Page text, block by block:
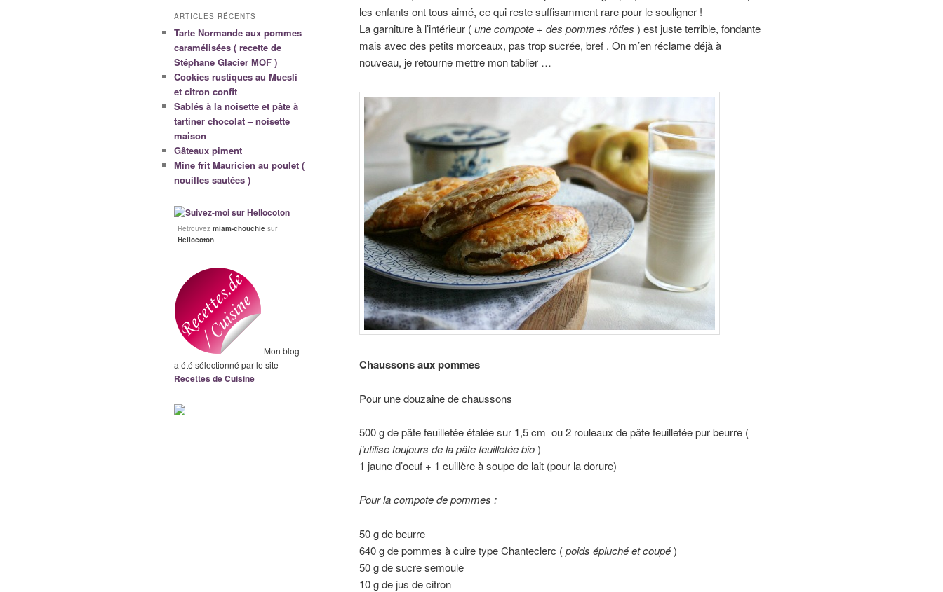
les enfants ont tous aimé, ce qui reste suffisamment rare pour le souligner !
La garniture à l’intérieur (une compote + des pommes rôties ) est juste terrible, fondante
mais avec des petits morceaux, pas trop sucrée, bref . On m’en réclame déjà à
nouveau, je retourne mettre mon tablier …
Chaussons aux pommes
Pour une douzaine de chaussons
500 g de pâte feuilletée étalée sur 1,5 cm ou 2 rouleaux de pâte feuilletée pur beurre (
j’utilise toujours de la pâte feuilletée bio)
1 jaune d’oeuf + 1 cuillère à soupe de lait (pour la dorure)
Pour la compote de pommes :
50 g de beurre
640 g de pommes à cuire type Chanteclerc (poids épluché et coupé)
50 g de sucre semoule
10 g de jus de citron
ARTICLES RÉCENTS
Tarte Normande aux pommes
caramélisées ( recette de
Stéphane Glacier MOF )
Cookies rustiques au Muesli
et citron confit
Sablés à la noisette et pâte à
tartiner chocolat – noisette
maison
Gâteaux piment
Mine frit Mauricien au poulet (
nouilles sautées )
Retrouvez miam-chouchie sur
Hellocoton
Mon blog
a été sélectionné par le site
Recettes de Cuisine